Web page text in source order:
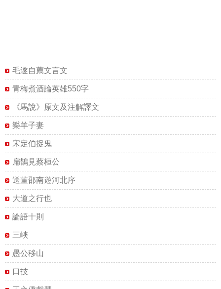
毛遂自薦文言文
青梅煮酒論英雄550字
《馬說》原文及注解譯文
樂羊子妻
宋定伯捉鬼
扁鵲見蔡桓公
送董邵南遊河北序
大道之行也
論語十則
三峽
愚公移山
口技